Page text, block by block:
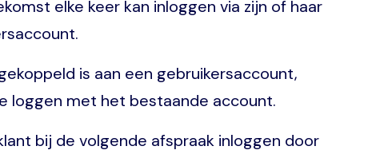
elke keer kan inloggen via zijn of haar
is aan een gebruikersaccount,
loggen met het bestaande account.
bij de volgende afspraak inloggen door